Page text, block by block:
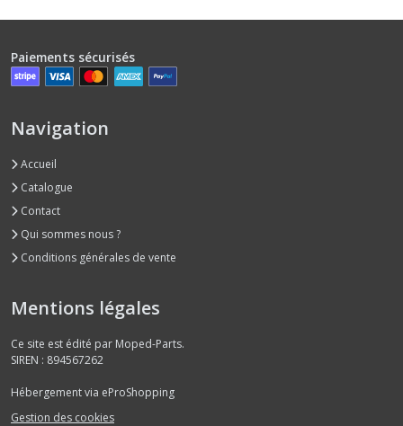
Paiements sécurisés
Navigation
Accueil
Catalogue
Contact
Qui sommes nous ?
Conditions générales de vente
Mentions légales
Ce site est édité par Moped-Parts.
SIREN : 894567262
Hébergement via eProShopping
Gestion des cookies